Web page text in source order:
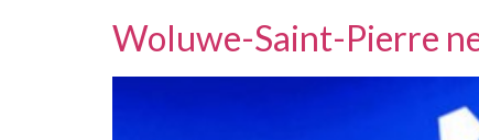
Woluwe-Saint-Pierre